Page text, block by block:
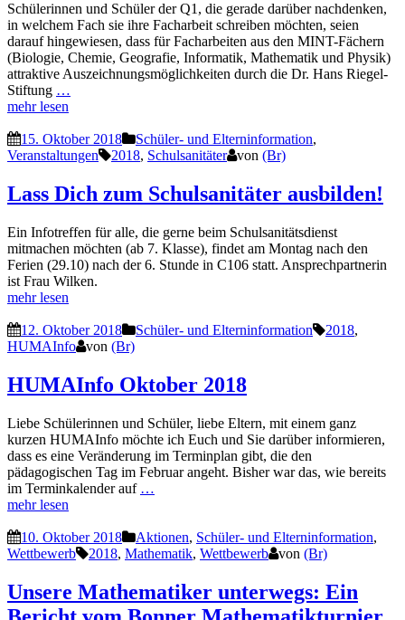
Schülerinnen und Schüler der Q1, die gerade darüber nachdenken,
in welchem Fach sie ihre Facharbeit schreiben möchten, seien
darauf hingewiesen, dass für Facharbeiten aus den MINT-Fächern
(Biologie, Chemie, Geografie, Informatik, Mathematik und Physik)
attraktive Auszeichnungsmöglichkeiten durch die Dr. Hans Riegel-
Stiftung …
mehr lesen
15. Oktober 2018 Schüler- und Elterninformation,
Veranstaltungen
2018, Schulsanitäter von (Br)
Lass Dich zum Schulsanitäter ausbilden!
Ein Infotreffen für alle, die gerne beim Schulsanitätsdienst
mitmachen möchten (ab 7. Klasse), findet am Montag nach den
Ferien (29.10) nach der 6. Stunde in C106 statt. Ansprechpartnerin
ist Frau Wilken.
mehr lesen
12. Oktober 2018 Schüler- und Elterninformation 2018,
HUMAInfo
von (Br)
HUMAInfo Oktober 2018
Liebe Schülerinnen und Schüler, liebe Eltern, mit einem ganz
kurzen HUMAInfo möchte ich Euch und Sie darüber informieren,
dass es eine Veränderung im Terminplan gibt, die den
pädagogischen Tag im Februar angeht. Bisher war das, wie bereits
im Terminkalender auf …
mehr lesen
10. Oktober 2018 Aktionen, Schüler- und Elterninformation,
Wettbewerb
2018, Mathematik, Wettbewerb von (Br)
Unsere Mathematiker unterwegs: Ein